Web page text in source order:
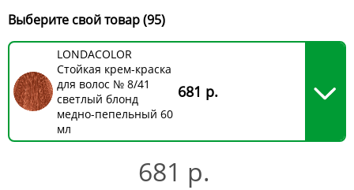
Выберите свой товар (95)
LONDACOLOR
Стойкая крем-краска
для волос № 8/41
светлый блонд
медно-пепельный 60
мл
681 р.
681 р.